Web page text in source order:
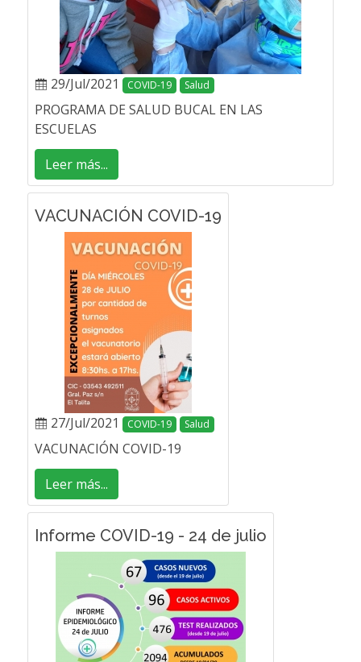
29/Jul/2021 COVID-19 Salud
PROGRAMA DE SALUD BUCAL EN LAS
ESCUELAS
Leer más...
VACUNACIÓN COVID-19
27/Jul/2021 COVID-19 Salud
VACUNACIÓN COVID-19
Leer más...
Informe COVID-19 - 24 de julio